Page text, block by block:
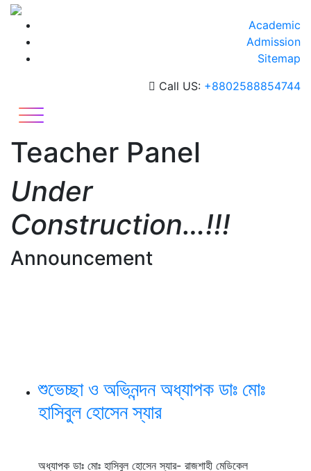
Skip
content
Academic
Admission
Sitemap
Call US: +8802588854744
Teacher Panel
Under
Construction…!!!
Announcement
শুভেচ্ছা ও অভিনন্দন অধ্যাপক ডাঃ মোঃ
হাসিবুল হোসেন স্যার
অধ্যাপক ডাঃ মোঃ হাসিবুল হোসেন স্যার- রাজশাহী মেডিকেল